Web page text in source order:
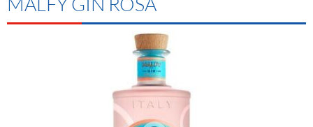
Neuigkeiten
Spirituosen
Alkoholfreie Getränke
Öle & Küchenartikel
Fremddienstleistungen